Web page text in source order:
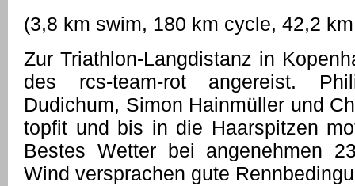
(3,8 km swim, 180 km cycle, 42,2
Zur Triathlon-Langdistanz in
des rcs-team-rot angereist.
Dudichum, Simon Hainmüller und
topfit und bis in die Haarspitzen
Bestes Wetter bei angenehmen
Wind versprachen gute